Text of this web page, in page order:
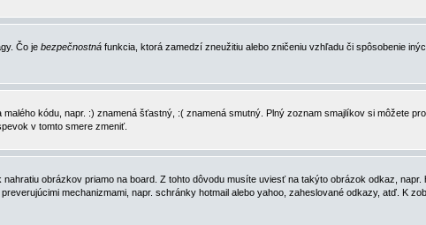
Čo je bezpečnostná funkcia, ktorá zamedzí zneužitiu alebo zničeniu vzhľadu či spôsobenie
kódu, napr. :) znamená šťastný, :( znamená smutný. Plný zoznam smajlíkov si môžete
v tomto smere zmeniť.
obrázkov priamo na board. Z tohto dôvodu musíte uviesť na takýto obrázok odkaz,
mechanizmami, napr. schránky hotmail alebo yahoo, zaheslované odkazy, atď. K